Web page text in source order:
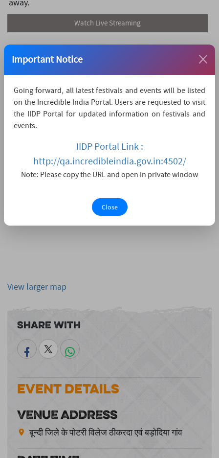
away.
Watch Live Streaming
View larger map
Share With
Event Details
VENUE ADDRESS
बून्दी जिले के पोटरी विलेज ठीकरदा एवं बड़ोदिया गांव
Important Notice
Going forward, all latest festivals and events will be listed
on the Incredible India Portal. Users are requested to visit
the IIDP Portal for updated information on festivals and
events.
IIDP Portal Link :
http://qa.incredibleindia.gov.in:4502/
Note: Please copy the URL and open in private window
Close